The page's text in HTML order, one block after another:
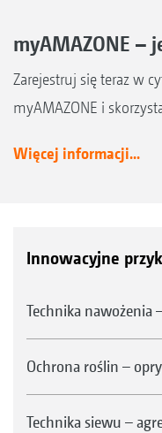
myAMAZONE –
Zarejestruj się teraz w
myAMAZONE i
Więcej informacji...
Innowacyjne
Technika nawożenia
Ochrona roślin –
Technika siewu –